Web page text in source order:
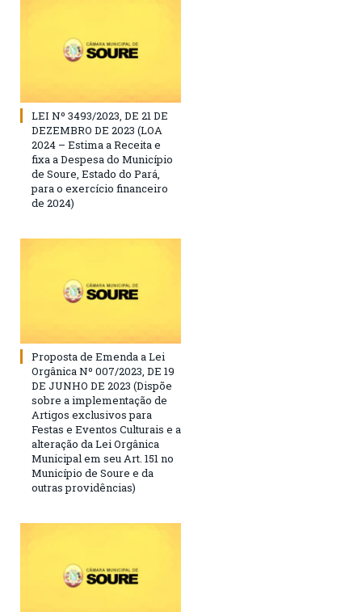
LEI Nº 3493/2023, DE 21 DE
DEZEMBRO DE 2023 (LOA
2024 – Estima a Receita e
fixa a Despesa do Município
de Soure, Estado do Pará,
para o exercício financeiro
de 2024)
Proposta de Emenda a Lei
Orgânica Nº 007/2023, DE 19
DE JUNHO DE 2023 (Dispõe
sobre a implementação de
Artigos exclusivos para
Festas e Eventos Culturais e a
alteração da Lei Orgânica
Municipal em seu Art. 151 no
Município de Soure e da
outras providências)